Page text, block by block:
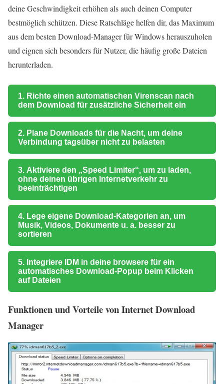
deine Geschwindigkeit erhöhen als auch deinen Computer
bestmöglich schützen. Diese Ratschläge helfen dir, das Maximum
aus dem besten Download-Manager für Windows herauszuholen
und eignen sich besonders für Nutzer, die häufig große Dateien
herunterladen.
1. Richte einen automatischen Virenscan nach
dem Download für zusätzliche Sicherheit ein
2. Plane Downloads für die Nacht, um deine
Verbindung tagsüber nicht zu belasten
3. Aktiviere den „Speed Limiter“, um zu laden,
ohne deinen übrigen Internetverkehr zu
beeinträchtigen
4. Lege eigene Download-Kategorien an, um
Musik, Videos, Dokumente u. a. besser zu
sortieren
5. Integriere IDM in deine browsere für ein
automatisches Download-Popup beim Klicken
auf Dateien
Funktionen und Vorteile von Internet Download
Manager